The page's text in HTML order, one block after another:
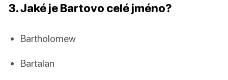
3. Jaké je Bartovo celé jméno?
Bartholomew
Bartalan